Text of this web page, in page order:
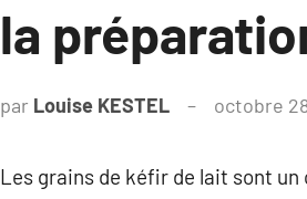
la
par Louise KESTEL octobre
Les grains de kéfir de lait sont